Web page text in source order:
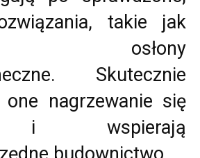
takie jak
osłony
Skutecznie
one nagrzewanie się
i wspierają
budownictwo.